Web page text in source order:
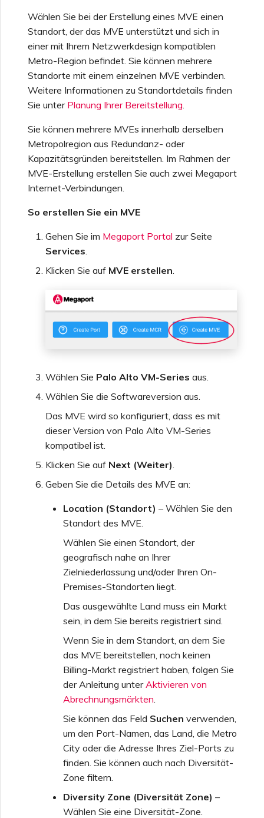
Wählen Sie bei der Erstellung eines MVE einen
Standort, der das MVE unterstützt und sich in
einer mit Ihrem Netzwerkdesign kompatiblen
Metro-Region befindet. Sie können mehrere
Standorte mit einem einzelnen MVE verbinden.
Weitere Informationen zu Standortdetails finden
Sie unter Planung Ihrer Bereitstellung.
Sie können mehrere MVEs innerhalb derselben
Metropolregion aus Redundanz- oder
Kapazitätsgründen bereitstellen. Im Rahmen der
MVE-Erstellung erstellen Sie auch zwei Megaport
Internet-Verbindungen.
So erstellen Sie ein MVE
Gehen Sie im Megaport Portal zur Seite
Services.
Klicken Sie auf MVE erstellen.
Wählen Sie Palo Alto VM-Series aus.
Wählen Sie die Softwareversion aus.
Das MVE wird so konfiguriert, dass es mit
dieser Version von Palo Alto VM-Series
kompatibel ist.
Klicken Sie auf Next (Weiter)
Geben Sie die Details des MVE an:
Location (Standort) – Wählen Sie den
Standort des MVE.
Wählen Sie einen Standort, der
geografisch nahe an Ihrer
Zielniederlassung und/oder Ihren On-
Premises-Standorten liegt.
Das ausgewählte Land muss ein Markt
sein, in dem Sie bereits registriert sind.
Wenn Sie in dem Standort, an dem Sie
das MVE bereitstellen, noch keinen
Billing-Markt registriert haben, folgen Sie
der Anleitung unter Aktivieren von
Abrechnungsmärkten
Sie können das Feld Suchen verwenden,
um den Port-Namen, das Land, die Metro
City oder die Adresse Ihres Ziel-Ports zu
finden. Sie können auch nach Diversität-
Zone filtern.
Diversity Zone (Diversität Zone) –
Wählen Sie eine Diversität-Zone.